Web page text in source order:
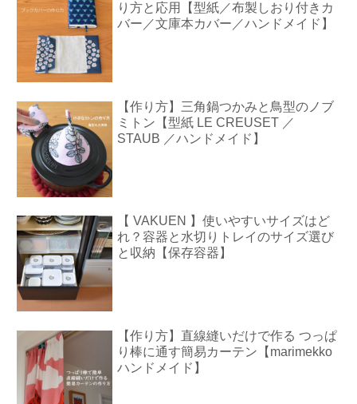
り方と応用【型紙／布製しおり付きカ
バー／文庫本カバー／ハンドメイド】
【作り方】三角鍋つかみと鳥型のノブ
ミトン【型紙 LE CREUSET ／
STAUB ／ハンドメイド】
【 VAKUEN 】使いやすいサイズはど
れ？容器と水切りトレイのサイズ選び
と収納【保存容器】
【作り方】直線縫いだけで作る つっぱ
り棒に通す簡易カーテン【marimekko
ハンドメイド】